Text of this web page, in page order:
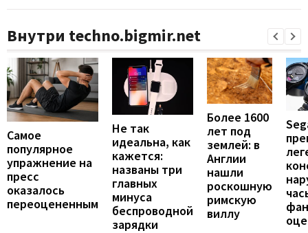
Внутри techno.bigmir.net
Самое
популярное
упражнение на
пресс
оказалось
переоцененным
Не так
идеальна, как
кажется:
названы три
главных
минуса
беспроводной
зарядки
Более 1600
лет под
землей: в
Англии
нашли
роскошную
римскую
виллу